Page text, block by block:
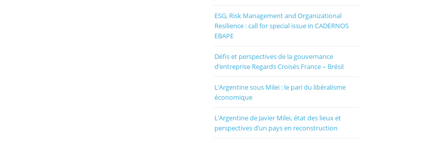
ESG, Risk Management and Organizational
Resilience : call for special issue in CADERNOS
EBAPE
Défis et perspectives de la gouvernance
d’entreprise Regards Croisés France – Brésil
L’Argentine sous Milei : le pari du libéralisme
économique
L’Argentine de Javier Milei, état des lieux et
perspectives d’un pays en reconstruction